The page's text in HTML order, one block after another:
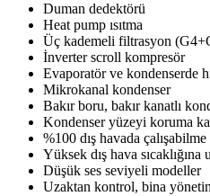
Duman dedektörü
Heat pump ısıtma
Üç kademeli filtrasyon
İnverter scroll kompresör
Evaporatör ve kondenserde
Mikrokanal kondenser
Bakır boru, bakır kanatlı
Kondenser yüzeyi koruma
%100 dış havada çalışabilme
Yüksek dış hava
Düşük ses seviyeli modeller
Uzaktan kontrol, bina